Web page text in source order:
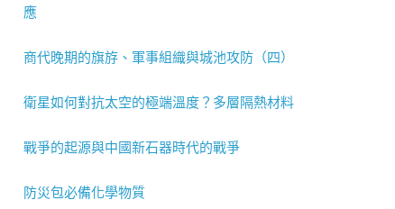
應
商代晚期的旗斿、軍事組織與城池攻防（四）
衛星如何對抗太空的極端溫度？多層隔熱材料
戰爭的起源與中國新石器時代的戰爭
防災包必備化學物質